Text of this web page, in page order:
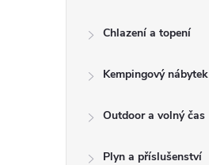
Chlazení a topení
Kempingový nábytek
Outdoor a volný čas
Plyn a příslušenství